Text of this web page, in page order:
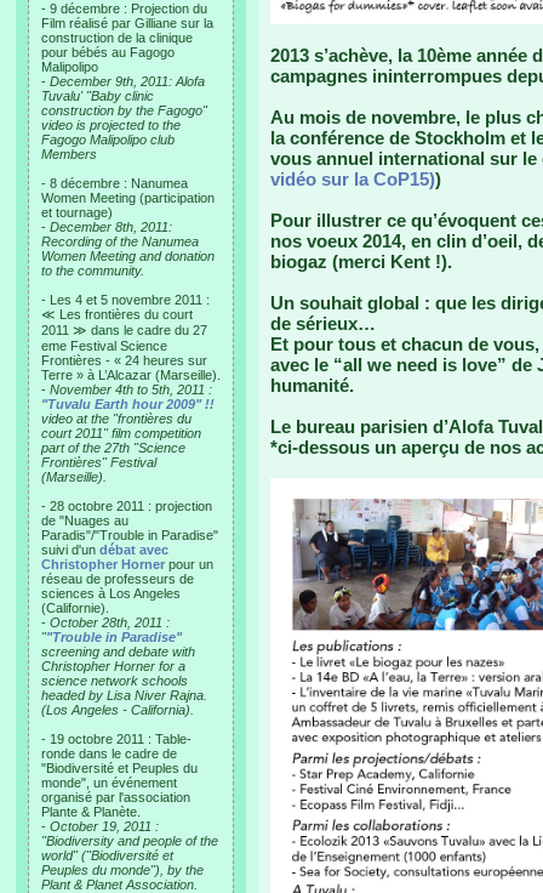
- 9 décembre : Projection du
Film réalisé par Gilliane sur la
construction de la clinique
pour bébés au Fagogo
Malipolipo
- December 9th, 2011: Alofa
Tuvalu' "Baby clinic
construction by the Fagogo"
video is projected to the
Fagogo Malipolipo club
Members
- 8 décembre : Nanumea
Women Meeting (participation
et tournage)
- December 8th, 2011:
Recording of the Nanumea
Women Meeting and donation
to the community.
- Les 4 et 5 novembre 2011 :
≪ Les frontières du court
2011 ≫ dans le cadre du 27
eme Festival Science
Frontières - « 24 heures sur
Terre » à L’Alcazar (Marseille).
- November 4th to 5th, 2011 :
"Tuvalu Earth hour 2009" !!
video at the "frontières du
court 2011" film competition
part of the 27th "Science
Frontières" Festival
(Marseille).
- 28 octobre 2011 : projection
de "Nuages au
Paradis"/"Trouble in Paradise"
suivi d'un débat avec
Christopher Horner pour un
réseau de professeurs de
sciences à Los Angeles
(Californie).
- October 28th, 2011 :
""Trouble in Paradise"
screening and debate with
Christopher Horner for a
science network schools
headed by Lisa Niver Rajna.
(Los Angeles - California).
- 19 octobre 2011 : Table-
ronde dans le cadre de
"Biodiversité et Peuples du
monde", un événement
organisé par l'association
Plante & Planète.
- October 19, 2011 :
"Biodiversity and people of the
world" ("Biodiversité et
Peuples du monde"), by the
Plant & Planet Association.
2013 s’achève, la 10ème
campagnes ininterrompues
Au mois de novembre, le plus
la conférence de Stockholm et
vous annuel international sur
vidéo sur la CoP15))
Pour illustrer ce qu’évoquent
nos voeux 2014, en clin d’oeil,
biogaz (merci Kent !).
Un souhait global : que les
de sérieux…
Et pour tous et chacun de
avec le “all we need is love”
humanité.
Le bureau parisien d’Alofa
*ci-dessous un aperçu de nos